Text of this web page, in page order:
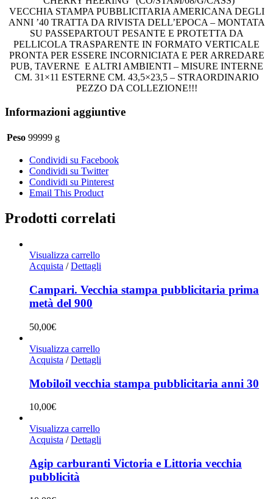
VECCHIA STAMPA PUBBLICITARIA AMERICANA DEGLI
ANNI ’40 TRATTA DA RIVISTA DELL’EPOCA – MONTATA
SU PASSEPARTOUT PESANTE E PROTETTA DA
PELLICOLA TRASPARENTE IN FORMATO VERTICALE
PRONTA PER ESSERE INCORNICIATA E PER ARREDARE
PUB, TAVERNE E ALTRI AMBIENTI – MISURE INTERNE
CM. 31×11 ESTERNE CM. 43,5×23,5 – STRAORDINARIO
PEZZO DA COLLEZIONE!!!
Informazioni aggiuntive
Peso 99999 g
Condividi su Facebook
Condividi su Twitter
Condividi su Pinterest
Email This Product
Prodotti correlati
Visualizza carrello
Acquista / Dettagli
Campari. Vecchia stampa pubblicitaria prima
metà del 900
50,00€
Visualizza carrello
Acquista / Dettagli
Mobiloil vecchia stampa pubblicitaria anni 30
10,00€
Visualizza carrello
Acquista / Dettagli
Agip carburanti Victoria e Littoria vecchia
pubblicità